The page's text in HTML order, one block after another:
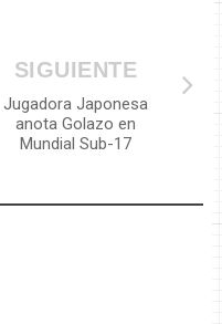
SIGUIENTE
Jugadora Japonesa
anota Golazo en
Mundial Sub-17